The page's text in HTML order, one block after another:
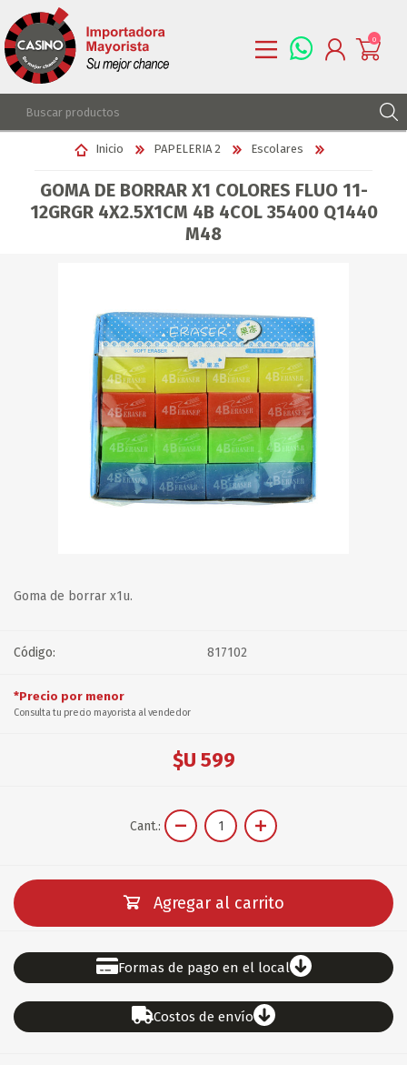
REGISTRARSE
LISTA DE DESEOS
0
Inicio PAPELERIA 2 Escolares
GOMA DE BORRAR X1 COLORES FLUO 11-
12GRGR 4X2.5X1CM 4B 4COL 35400 Q1440
M48
Goma de borrar x1u.
Código: 817102
*Precio por menor
Consulta tu precio mayorista al vendedor
$U 599
Cant.:
Agregar al carrito
Formas de pago en el local
Costos de envío